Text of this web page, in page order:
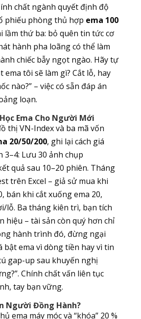
chất ngành quyết định độ
phiếu phòng thủ hợp ema 100
lầm thứ ba: bỏ quên tin tức cơ
hành pha loãng có thể làm
chiếc bẫy ngọt ngào. Hãy tự
ema tôi sẽ làm gì? Cắt lỗ, hay
nào?” – việc có sẵn đáp án
loạn.
Ema Cho Người Mới
thị VN-Index và ba mã vốn
20/50/200, ghi lại cách giá
3–4: Lưu 30 ảnh chụp
quả sau 10–20 phiên. Tháng
trên Excel – giả sử mua khi
bán khi cắt xuống ema 20,
lỗ. Ba tháng kiên trì, bạn tích
hiệu – tài sản còn quý hơn chỉ
hành trình đó, đừng ngại
bật ema vì dòng tiền hay vì tin
gap-up sau khuyến nghị
Chính chất vấn liên tục
tay bạn vững.
Người Đồng Hành?
ema máy móc và “khóa” 20 %